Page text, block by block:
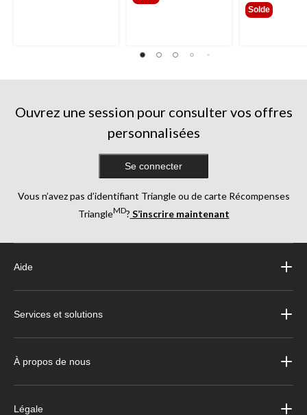
Solde
Ouvrez une session pour consulter vos offres
personnalisées
Se connecter
Vous n’avez pas d’identifiant Triangle ou de carte Récompenses
TriangleMD? S’inscrire maintenant
Aide
Services et solutions
À propos de nous
Légale